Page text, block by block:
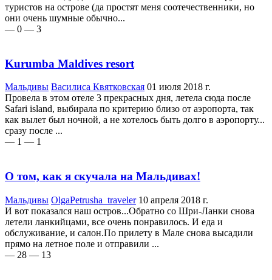
туристов на острове (да простят меня соотечественники, но
они очень шумные обычно...
— 0 — 3
Kurumba Maldives resort
Мальдивы Василиса Квятковская 01 июля 2018 г.
Провела в этом отеле 3 прекрасных дня, летела сюда после
Safari island, выбирала по критерию близо от аэропорта, так
как вылет был ночной, а не хотелось быть долго в аэропорту...
сразу после ...
— 1 — 1
О том, как я скучала на Мальдивах!
Мальдивы OlgaPetrusha_traveler 10 апреля 2018 г.
И вот показался наш остров...Обратно со Шри-Ланки снова
летели ланкийцами, все очень понравилось. И еда и
обслуживание, и салон.По прилету в Мале снова высадили
прямо на летное поле и отправили ...
— 28 — 13